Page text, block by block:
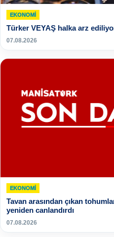
EKONOMI
Türker VEYAŞ halka arz
07.08.2026
EKONOMI
Tavan arasından çıkan
yeniden canlandırdı
07.08.2026